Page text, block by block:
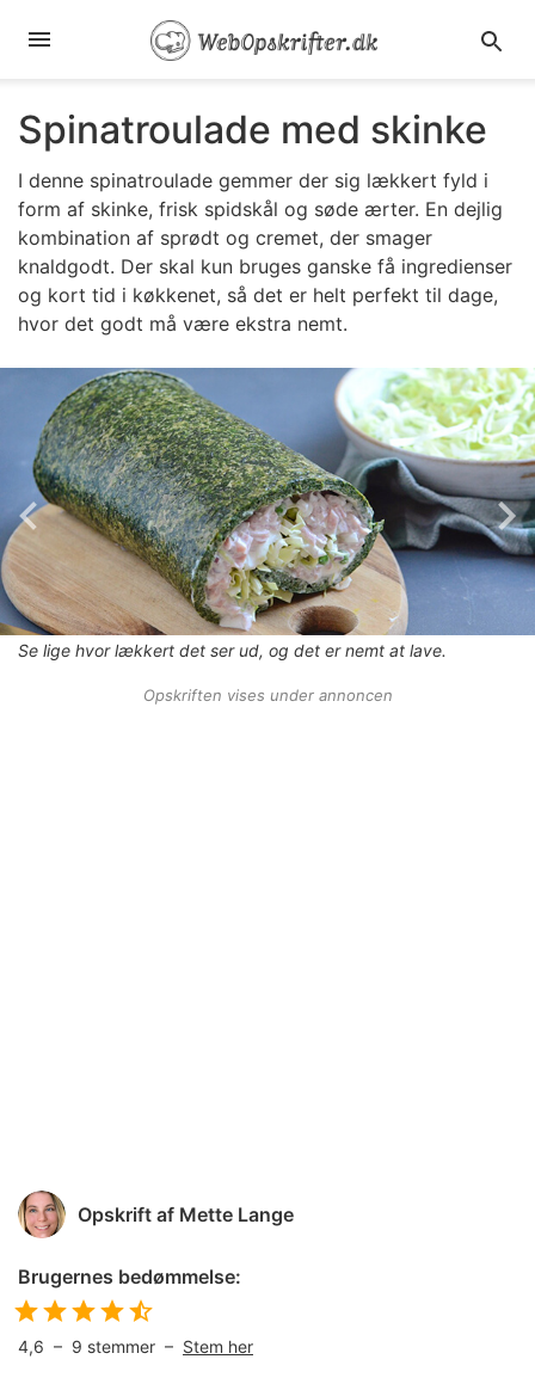
Spinatroulade med skinke
I denne spinatroulade gemmer der sig lækkert fyld i
form af skinke, frisk spidskål og søde ærter. En dejlig
kombination af sprødt og cremet, der smager
knaldgodt. Der skal kun bruges ganske få ingredienser
og kort tid i køkkenet, så det er helt perfekt til dage,
hvor det godt må være ekstra nemt.
Se lige hvor lækkert det ser ud, og det er nemt at lave.
Opskriften vises under annoncen
Opskrift af Mette Lange
Brugernes bedømmelse:
4,6 – 9 stemmer – Stem her